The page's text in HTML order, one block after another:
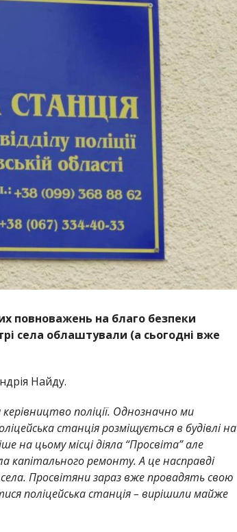
повноважень на благо безпеки
села облаштували (а сьогодні вже
Найду.
керівництво поліції. Однозначно ми
станція розміщується в будівлі на
на цьому місці діяла “Просвіта” але
капітального ремонту. А це насправді
Просвітяни зараз вже провадять свою
поліцейська станція – вирішили майже